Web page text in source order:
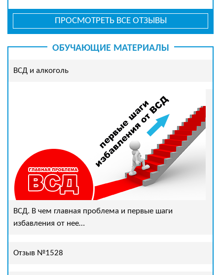
ПРОСМОТРЕТЬ ВСЕ ОТЗЫВЫ
ОБУЧАЮЩИЕ МАТЕРИАЛЫ
ВСД и алкоголь
ВСД. В чем главная проблема и первые шаги
избавления от нее…
Отзыв №1528